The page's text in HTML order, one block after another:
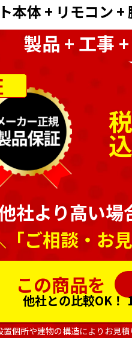
本体 + リモコン
製品 + 工事
税込
社より高い場
「ご相談・お
この商品を
他社との比較OK！
個所や建物の構造によりお見積